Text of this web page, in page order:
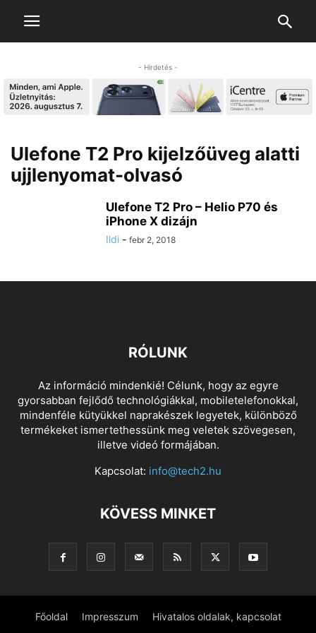
- Hirdetés -
Ulefone T2 Pro kijelzőüveg alatti
ujjlenyomat-olvasó
Ulefone T2 Pro – Helio P70 és
iPhone X dizájn
Ildi - febr 2, 2018
RÓLUNK
Az információ mindenkié! Célunk, hogy az egyre
gyorsabban fejlődő technológiákkal, mobiletelefonokkal,
mindenféle kütyükkel naprakészek legyetek, különböző
termékeket ismertethessünk meg veletek szövegesen,
illetve videó formájában.
Kapcsolat: info@tech2.hu
KÖVESS MINKET
Főoldal Impresszum Hivatalos oldalak, kapcsolat